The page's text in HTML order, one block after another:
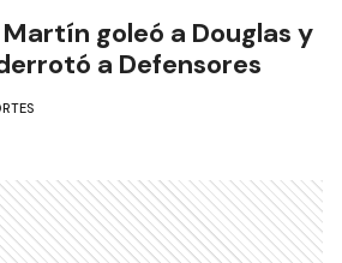
Martín goleó a Douglas y
a Defensores